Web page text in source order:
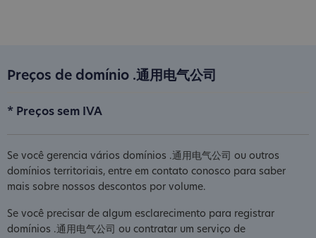
Preços de domínio .通用电气公司
* Preços sem IVA
Se você gerencia vários domínios .通用电气公司 ou outros
domínios territoriais, entre em contato conosco para saber
mais sobre nossos descontos por volume.
Se você precisar de algum esclarecimento para registrar
domínios .通用电气公司 ou contratar um serviço de